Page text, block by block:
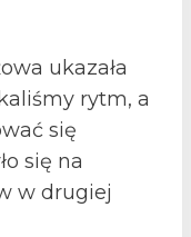
ukazała
rytm, a
się
się na
w drugiej